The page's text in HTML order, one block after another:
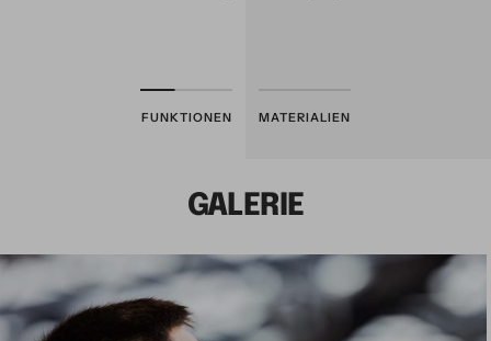
FUNKTIONEN MATERIALIEN
GALERIE